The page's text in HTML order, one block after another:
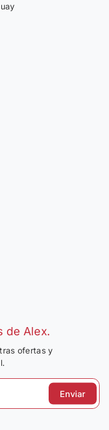
de Alex.
ofertas y
Enviar